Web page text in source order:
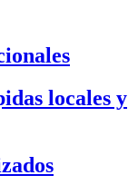
locales y